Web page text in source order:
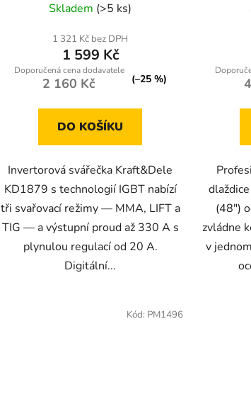
Skladem (>5 ks)
1 321 Kč bez DPH
1 599 Kč
2 160 Kč (–25 %)
DO KOŠÍKU
Invertorová svářečka Kraft&Dele
KD1879 s technologií IGBT nabízí
tři svařovací režimy — MMA, LIFT a
TIG — a výstupní proud až 330 A s
plynulou regulací od 20 A.
Digitální...
(48")
zvládne
v
Kód: PM1496